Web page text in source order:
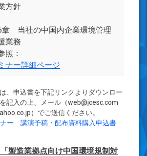
方針
章 当社の中国内企業環境管理
業務
照：
ナー詳細ページ
、申込書を下記リンクよりダウンロー
記入の上、メール（web@jcesc.com
）でご送信ください。
ナー 講演予稿・配布資料購入申込書
「製造業拠点向け中国環境規制対